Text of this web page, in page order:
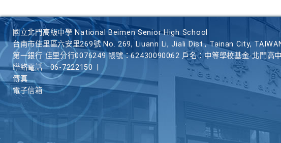
國立北門高級中學 National Beimen Senior High School
台南市佳里區六安里269號 No. 269, Liuann Li, Jiali Dist., Tainan City,
第一銀行 佳里分行0076249 帳號：62430090062 戶名：中等學校基金-北門高
聯絡電話
06-7222150
傳真
電子信箱